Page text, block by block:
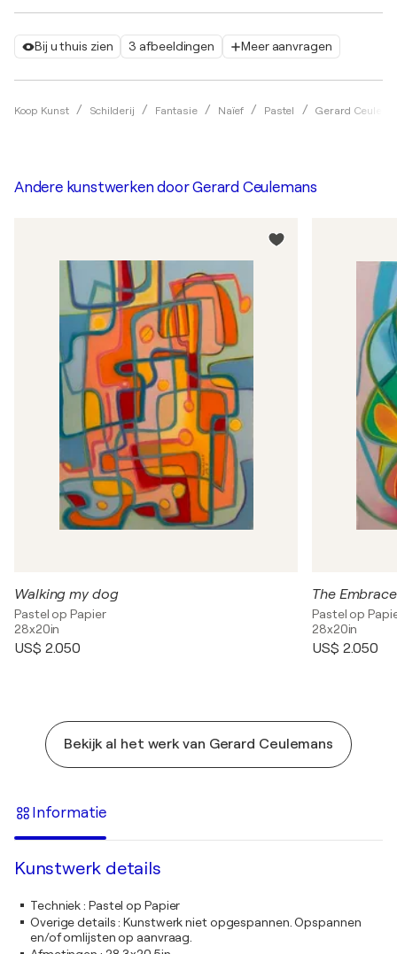
Bij u thuis zien 3 afbeeldingen Meer aanvragen
Koop Kunst Schilderij Fantasie Naïef Pastel Gerard
Andere kunstwerken doorGerard Ceulemans
Walking my dog
Pastel op Papier
28x20in
US$ 2.050
The Embrace
Pastel op
28x20in
US$ 2.050
Bekijk al het werk van Gerard Ceulemans
Informatie
Kunstwerk details
Techniek: Pastel op Papier
Overige details:Kunstwerk niet opgespannen. Opspannen
en/of omlijsten op aanvraag.